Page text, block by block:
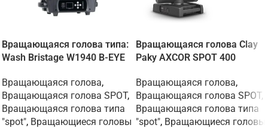
Вращающаяся голова типа:
Wash Bristage W1940 B-EYE
Вращающаяся голова,
Вращающаяся голова SPOT,
Вращающаяся голова типа
"spot", Вращающиеся головы
Вращающаяся голова Clay
Paky AXCOR SPOT 400
Вращающаяся голова,
Вращающаяся голова SPOT,
Вращающаяся голова типа
"spot", Вращающиеся головы